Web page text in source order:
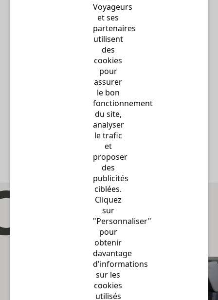
Voyageurs
et ses
partenaires
utilisent
des
cookies
pour
assurer
le bon
fonctionnement
du site,
analyser
le trafic
et
proposer
des
publicités
ciblées.
Cliquez
sur
"Personnaliser"
pour
obtenir
davantage
d'informations
sur les
cookies
utilisés
Des liaisons de centre ville à centre
ville pour les trajets directs en
France et en Europe.
Découvrir
Où chacun voyage selon
son envie...